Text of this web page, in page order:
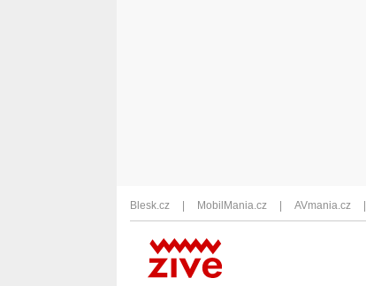
Blesk.cz MobilMania.cz AVmania.cz